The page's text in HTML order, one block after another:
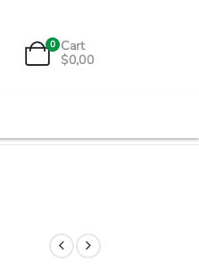
0 Cart
$0,00